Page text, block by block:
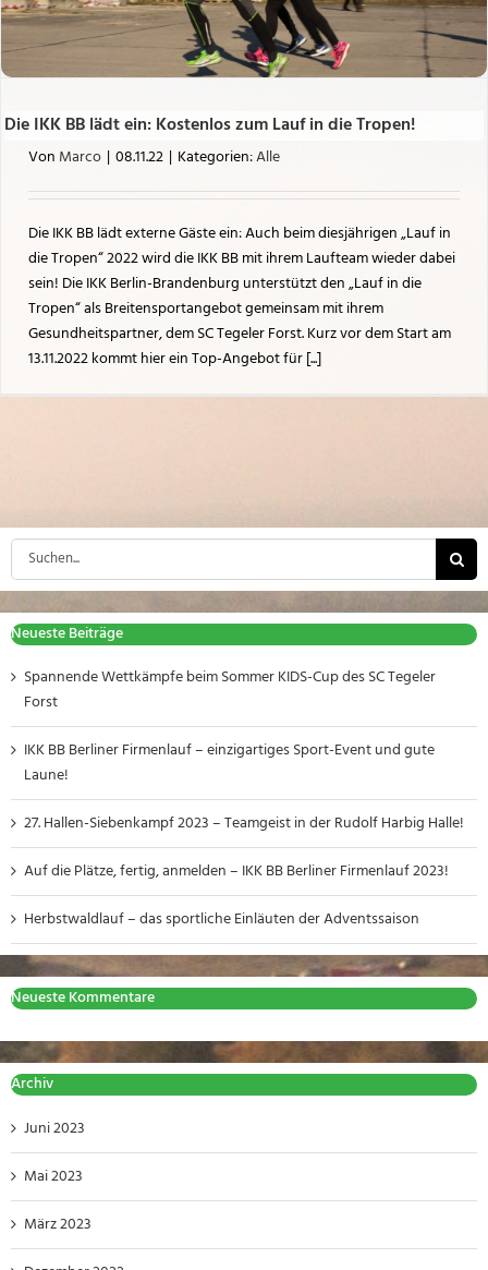
Die IKK BB lädt ein: Kostenlos zum Lauf in die Tropen!
Von Marco | 08.11.22 | Kategorien:Alle
Die IKK BB lädt externe Gäste ein: Auch beim diesjährigen „Lauf in
die Tropen“ 2022 wird die IKK BB mit ihrem Laufteam wieder dabei
sein! Die IKK Berlin-Brandenburg unterstützt den „Lauf in die
Tropen“ als Breitensportangebot gemeinsam mit ihrem
Gesundheitspartner, dem SC Tegeler Forst. Kurz vor dem Start am
13.11.2022 kommt hier ein Top-Angebot für [...]
Suche
nach:
Neueste Beiträge
Spannende Wettkämpfe beim Sommer KIDS-Cup des SC Tegeler
Forst
IKK BB Berliner Firmenlauf – einzigartiges Sport-Event und gute
Laune!
27. Hallen-Siebenkampf 2023 – Teamgeist in der Rudolf Harbig Halle!
Auf die Plätze, fertig, anmelden – IKK BB Berliner Firmenlauf 2023!
Herbstwaldlauf – das sportliche Einläuten der Adventssaison
Neueste Kommentare
Archiv
Juni 2023
Mai 2023
März 2023